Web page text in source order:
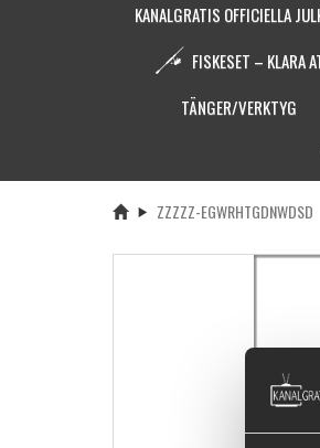
KANALGRATIS OFFICIELLA
FISKESET – KLARA
TÄNGER/VERKTYG
ZZZZZ-EGWRHTGDNWDSD